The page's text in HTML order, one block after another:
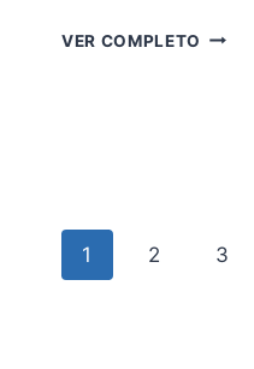
VER COMPLETO
DE
1 2 3